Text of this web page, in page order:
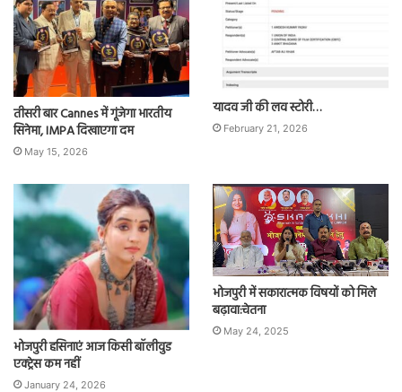
तीसरी बार Cannes में गूंजेगा भारतीय
सिनेमा, IMPA दिखाएगा दम
May 15, 2026
यादव जी की लव स्टोरी…
February 21, 2026
भोजपुरी हसिनाएं आज किसी बॉलीवुड
एक्ट्रेस कम नहीं
January 24, 2026
भोजपुरी में सकारात्मक विषयों को मिले
बढ़ावा:चेतना
May 24, 2025